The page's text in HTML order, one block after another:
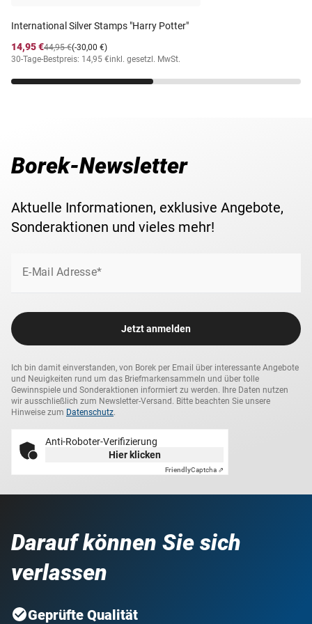
Michel-Nr. 239
International Silver Stamps "Harry Potter"
14,95 €
(-30,00 €)
44,95 €
30-Tage-Bestpreis: 14,95 €inkl. gesetzl. MwSt.
Borek-Newsletter
Aktuelle Informationen, exklusive Angebote,
Sonderaktionen und vieles mehr!
E-Mail Adresse*
Jetzt anmelden
Ich bin damit einverstanden, von Borek per Email über interessante Angebote
und Neuigkeiten rund um das Briefmarkensammeln und über tolle
Gewinnspiele und Sonderaktionen informiert zu werden. Ihre Daten nutzen
wir ausschließlich zum Newsletter-Versand. Bitte beachten Sie unsere
Hinweise zum Datenschutz.
Anti-Roboter-Verifizierung
Hier klicken
FriendlyCaptcha ⇗
Darauf können Sie sich
verlassen
Geprüfte Qualität